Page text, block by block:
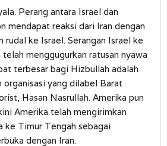
Perang antara Israel dan
mendapat reaksi dari Iran dengan
rudal ke Israel. Serangan Israel ke
menggugurkan ratusan nyawa
terbesar bagi Hizbullah adalah
yang dilabel Barat
Hasan Nasrullah. Amerika pun
Amerika telah mengirimkan
ke Timur Tengah sebagai
dengan Iran.